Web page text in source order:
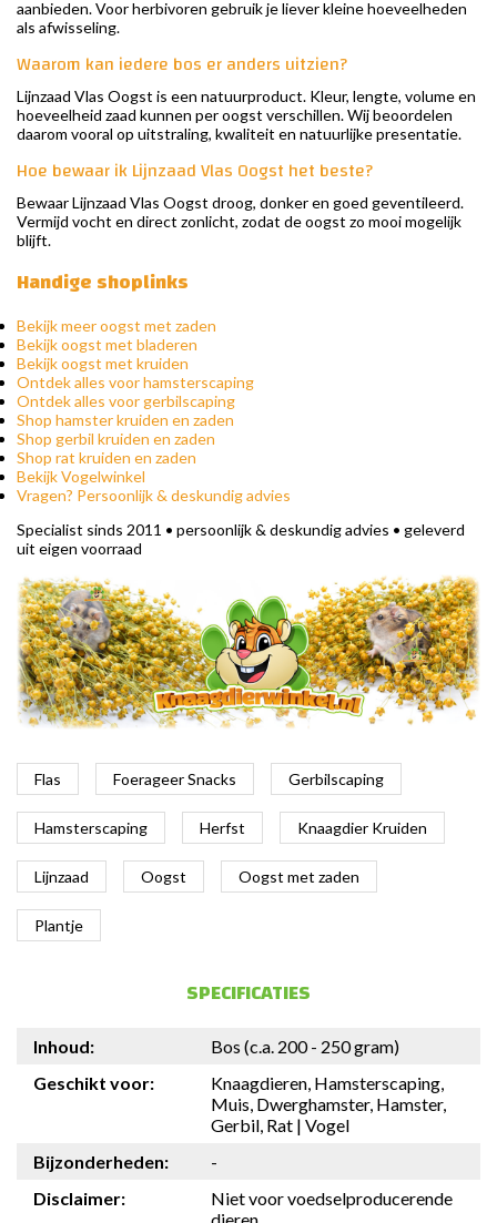
aanbieden. Voor herbivoren gebruik je liever kleine hoeveelheden
als afwisseling.
Waarom kan iedere bos er anders uitzien?
Lijnzaad Vlas Oogst is een natuurproduct. Kleur, lengte, volume en
hoeveelheid zaad kunnen per oogst verschillen. Wij beoordelen
daarom vooral op uitstraling, kwaliteit en natuurlijke presentatie.
Hoe bewaar ik Lijnzaad Vlas Oogst het beste?
Bewaar Lijnzaad Vlas Oogst droog, donker en goed geventileerd.
Vermijd vocht en direct zonlicht, zodat de oogst zo mooi mogelijk
blijft.
Handige shoplinks
Bekijk meer oogst met zaden
Bekijk oogst met bladeren
Bekijk oogst met kruiden
Ontdek alles voor hamsterscaping
Ontdek alles voor gerbilscaping
Shop hamster kruiden en zaden
Shop gerbil kruiden en zaden
Shop rat kruiden en zaden
Bekijk Vogelwinkel
Vragen? Persoonlijk & deskundig advies
Specialist sinds 2011 • persoonlijk & deskundig advies • geleverd
uit eigen voorraad
Flas Foerageer Snacks Gerbilscaping
Hamsterscaping Herfst Knaagdier Kruiden
Lijnzaad Oogst Oogst met zaden
Plantje
SPECIFICATIES
Inhoud:
Bos (c.a. 200 - 250 gram)
Geschikt voor:
Knaagdieren, Hamsterscaping,
Muis, Dwerghamster, Hamster,
Gerbil, Rat | Vogel
Bijzonderheden:
-
Disclaimer:
Niet voor voedselproducerende